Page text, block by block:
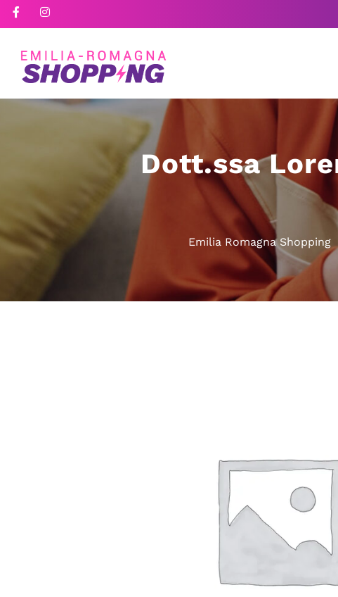
Dott.ssa
Emilia Romagna Shopping